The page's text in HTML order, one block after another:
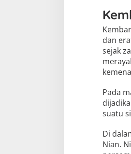
dan
sejak
Pada
suatu
Di
Nian.